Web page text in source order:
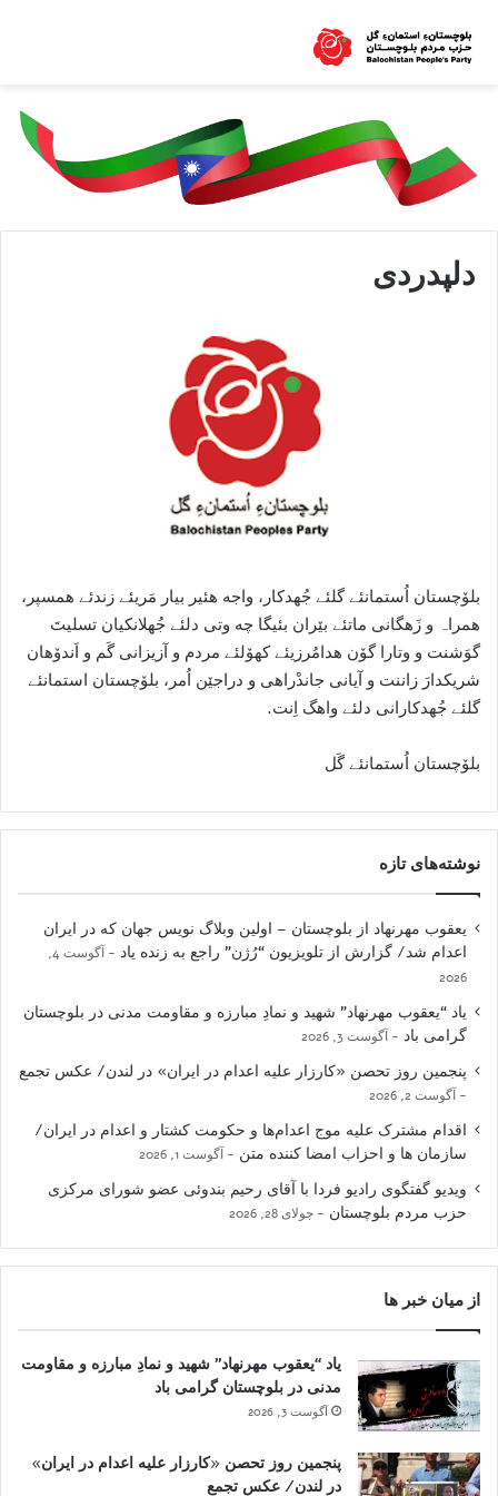
دلپدردی
بلۆچستان اُستمانئے گلئے جُھدکار، واجە ھئیر بیار مَریئے زندئے ھمسپر،
ھمراہ و زَھگانی ماتئے بێران بئیگا چە وتی دلئے جُھلانکیان تسلیتَ
گوَشنت و وتارا گۆن هدامُرزیئے کهۆلئے مردم و آزیزانی گَم و اَندۆهان
شریکدارَ زاننت و آیانی جاندْراهی و دراجێن اُمر، بلۆچستان استمانئے
گلئے جُھدکارانی دلئے واھگ اِنت.
بلۆچستان اُستمانئے گَل
نوشته‌های تازه
یعقوب مهرنهاد از بلوچستان – اولین وبلاگ نویس جهان که در ایران
اعدام شد/ گزارش از تلویزیون “رُژن” راجع به زنده یاد
آگوست 4,
2026
یاد “یعقوب مهرنهاد” شهید و نمادِ مبارزه و مقاومت مدنی در بلوچستان
گرامی باد
آگوست 3, 2026
پنجمین روز تحصن «کارزار علیه اعدام در ایران» در لندن/ عکس تجمع
آگوست 2, 2026
اقدام مشترک علیه موج اعدام‌ها و حکومت کشتار و اعدام در ایران/
سازمان ها و احزاب امضا کننده متن
آگوست 1, 2026
ویدیو گفتگوی رادیو فردا با آقای رحیم بندوئی عضو شورای مرکزی
حزب مردم بلوچستان
جولای 28, 2026
از میان خبر ها
یاد “یعقوب مهرنهاد” شهید و نمادِ مبارزه و مقاومت
مدنی در بلوچستان گرامی باد
آگوست 3, 2026
پنجمین روز تحصن «کارزار علیه اعدام در ایران»
در لندن/ عکس تجمع